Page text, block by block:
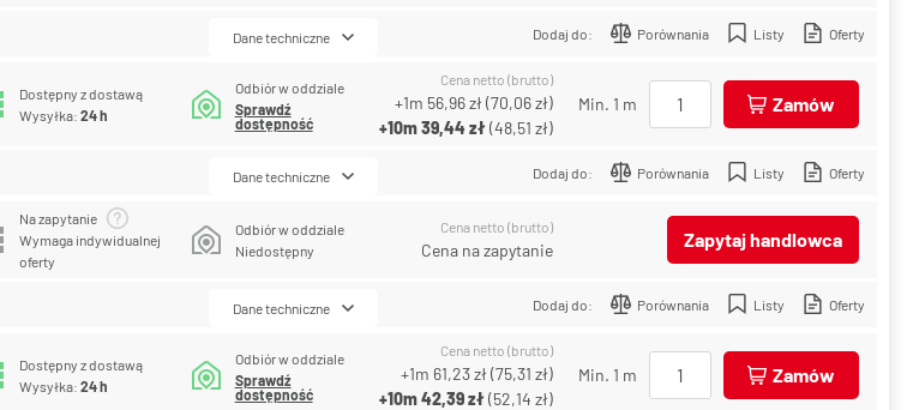
Dodaj do: Porównania Listy Oferty
Dane techniczne
Dostępny z dostawą
Wysyłka:24 h
Odbiór w oddziale
Sprawdź
dostępność
Cena netto (brutto)
+1m 56,96 zł(70,06 zł)
+10m39,44 zł(48,51 zł)
Min. 1 m Zamów
Dodaj do: Porównania Listy Oferty
Dane techniczne
Na zapytanie
Wymaga indywidualnej
oferty
Odbiór w oddziale
Niedostępny
Cena netto (brutto)
Cena na zapytanie Zapytaj handlowca
Dodaj do: Porównania Listy Oferty
Dane techniczne
Dostępny z dostawą
Wysyłka:24 h
Odbiór w oddziale
Sprawdź
dostępność
Cena netto (brutto)
+1m 61,23 zł(75,31 zł)
+10m42,39 zł(52,14 zł)
Min. 1 m Zamów